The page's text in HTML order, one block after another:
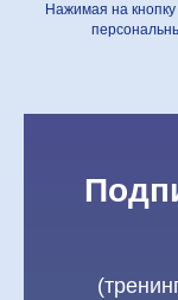
Нажимая на